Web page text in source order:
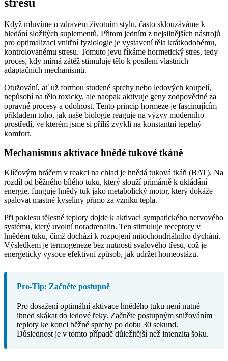
Když mluvíme o zdravém životním stylu, často sklouzáváme k
hledání složitých suplementů. Přitom jedním z nejsilnějších nástrojů
pro optimalizaci vnitřní fyziologie je vystavení těla krátkodobému,
kontrolovanému stresu. Tomuto jevu říkáme hormetický stres, tedy
proces, kdy mírná zátěž stimuluje tělo k posílení vlastních
adaptačních mechanismů.
Otužování, ať už formou studené sprchy nebo ledových koupelí,
nepůsobí na tělo toxicky, ale naopak aktivuje geny zodpovědné za
opravné procesy a odolnost. Tento princip hormeze je fascinujícím
příkladem toho, jak naše biologie reaguje na výzvy moderního
prostředí, ve kterém jsme si příliš zvykli na konstantní tepelný
komfort.
Mechanismus aktivace hnědé tukové tkáně
Klíčovým hráčem v reakci na chlad je hnědá tuková tkáň (BAT). Na
rozdíl od běžného bílého tuku, který slouží primárně k ukládání
energie, funguje hnědý tuk jako metabolický motor, který dokáže
spalovat mastné kyseliny přímo za vzniku tepla.
Při poklesu tělesné teploty dojde k aktivaci sympatického nervového
systému, který uvolní noradrenalin. Ten stimuluje receptory v
hnědém tuku, čímž dochází k rozpojení mitochondriálního dýchání.
Výsledkem je termogeneze bez nutnosti svalového třesu, což je
energeticky vysoce efektivní způsob, jak udržet homeostázu.
Pro-Tip: Začněte postupně
Pro dosažení optimální aktivace hnědého tuku není nutné
ihned skákat do ledové řeky. Začněte postupným snižováním
teploty ke konci běžné sprchy po dobu 30 sekund.
Důslednost je v tomto případě důležitější než intenzita šoku.